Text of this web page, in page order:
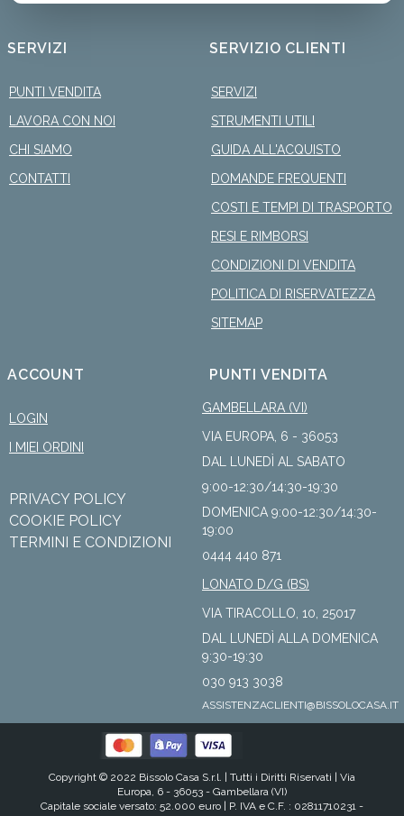
SERVIZI
PUNTI VENDITA
LAVORA CON NOI
CHI SIAMO
CONTATTI
SERVIZIO CLIENTI
SERVIZI
STRUMENTI UTILI
GUIDA ALL'ACQUISTO
DOMANDE FREQUENTI
COSTI E TEMPI DI TRASPORTO
RESI E RIMBORSI
CONDIZIONI DI VENDITA
POLITICA DI RISERVATEZZA
SITEMAP
ACCOUNT
LOGIN
I MIEI ORDINI
PRIVACY POLICY
COOKIE POLICY
TERMINI E CONDIZIONI
PUNTI VENDITA
GAMBELLARA (VI)
VIA EUROPA, 6 - 36053
DAL LUNEDÌ AL SABATO
9:00-12:30/14:30-19:30
DOMENICA 9:00-12:30/14:30-
19:00
0444 440 871
LONATO D/G (BS)
VIA TIRACOLLO, 10, 25017
DAL LUNEDÌ ALLA DOMENICA
9:30-19:30
030 913 3038
ASSISTENZACLIENTI@BISSOLOCASA.IT
Copyright © 2022 Bissolo Casa S.r.l. | Tutti i Diritti Riservati | Via
Europa, 6 - 36053 - Gambellara (VI)
Capitale sociale versato: 52.000 euro | P. IVA e C.F. : 02811710231 -